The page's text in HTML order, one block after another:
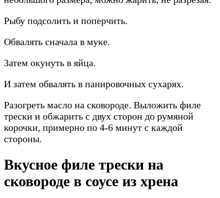
Рыбу подсолить и поперчить.
Обвалять сначала в муке.
Затем окунуть в яйца.
И затем обвалять в панировочных сухарях.
Разогреть масло на сковороде. Выложить филе
трески и обжарить с двух сторон до румяной
корочки, примерно по 4-6 минут с каждой
стороны.
Вкусное филе трески на
сковороде в соусе из хрена